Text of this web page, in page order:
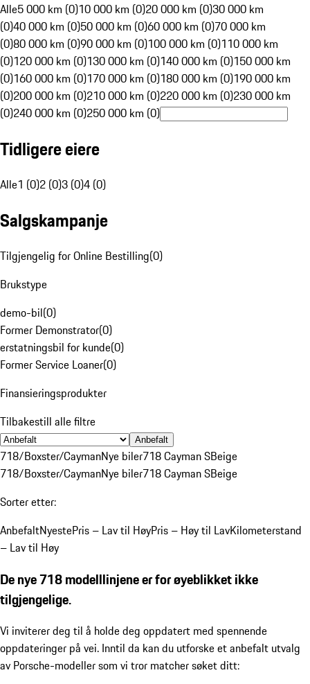
Alle5 000 km (0)10 000 km (0)20 000 km (0)30 000 km
(0)40 000 km (0)50 000 km (0)60 000 km (0)70 000 km
(0)80 000 km (0)90 000 km (0)100 000 km (0)110 000 km
(0)120 000 km (0)130 000 km (0)140 000 km (0)150 000 km
(0)160 000 km (0)170 000 km (0)180 000 km (0)190 000 km
(0)200 000 km (0)210 000 km (0)220 000 km (0)230 000 km
(0)240 000 km (0)250 000 km (0)
Tidligere eiere
Alle1 (0)2 (0)3 (0)4 (0)
Salgskampanje
Tilgjengelig for Online Bestilling(0)
Brukstype
demo-bil(0)
Former Demonstrator(0)
erstatningsbil for kunde(0)
Former Service Loaner(0)
Finansieringsprodukter
Tilbakestill alle filtre
Anbefalt
718/Boxster/CaymanNye biler718 Cayman SBeige
718/Boxster/CaymanNye biler718 Cayman SBeige
Sorter etter:
AnbefaltNyestePris – Lav til HøyPris – Høy til LavKilometerstand
– Lav til Høy
De nye 718 modelllinjene er for øyeblikket ikke
tilgjengelige.
Vi inviterer deg til å holde deg oppdatert med spennende
oppdateringer på vei. Inntil da kan du utforske et anbefalt utvalg
av Porsche-modeller som vi tror matcher søket ditt: